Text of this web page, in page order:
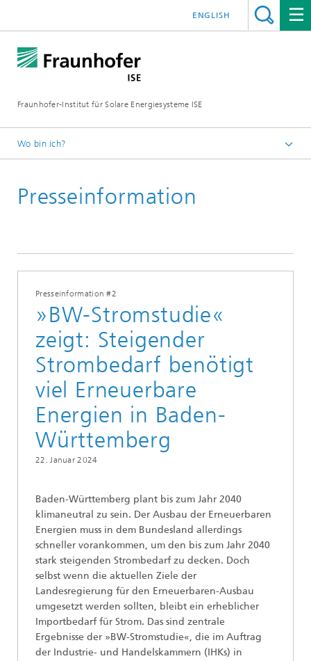
Fraunhofer-Institut für Solare Energiesysteme ISE
ENGLISH
Wo bin ich?
Presseinformation
Presseinformation #2
»BW-Stromstudie«
zeigt: Steigender
Strombedarf benötigt
viel Erneuerbare
Energien in Baden-
Württemberg
22. Januar 2024
Baden-Württemberg plant bis zum Jahr 2040
klimaneutral zu sein. Der Ausbau der Erneuerbaren
Energien muss in dem Bundesland allerdings
schneller vorankommen, um den bis zum Jahr 2040
stark steigenden Strombedarf zu decken. Doch
selbst wenn die aktuellen Ziele der
Landesregierung für den Erneuerbaren-Ausbau
umgesetzt werden sollten, bleibt ein erheblicher
Importbedarf für Strom. Das sind zentrale
Ergebnisse der »BW-Stromstudie«, die im Auftrag
der Industrie- und Handelskammern (IHKs) in